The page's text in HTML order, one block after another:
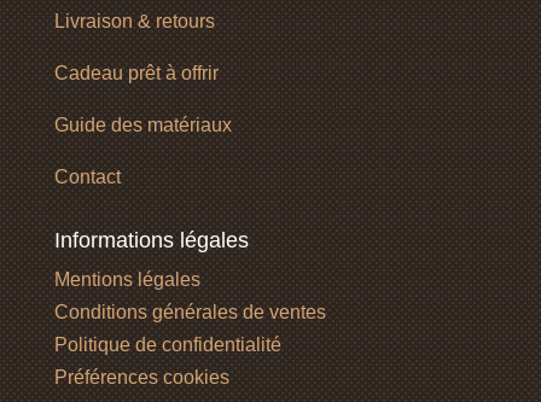
Livraison & retours
Cadeau prêt à offrir
Guide des matériaux
Contact
Informations légales
Mentions légales
Conditions générales de ventes
Politique de confidentialité
Préférences cookies